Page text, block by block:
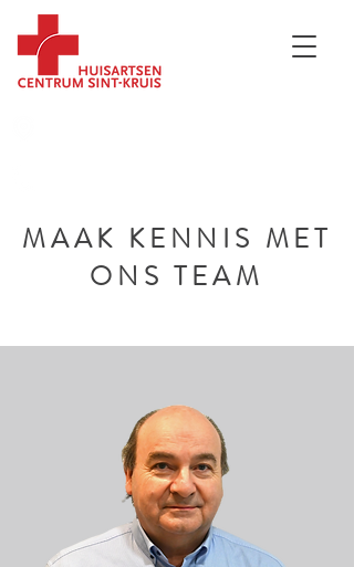
MAAK KENNIS MET
ONS TEAM